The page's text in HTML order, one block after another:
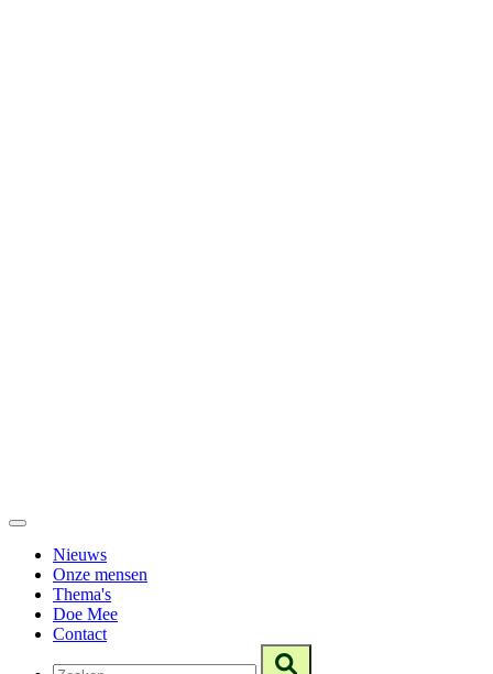
Nieuws
Onze mensen
Thema's
Doe Mee
Contact